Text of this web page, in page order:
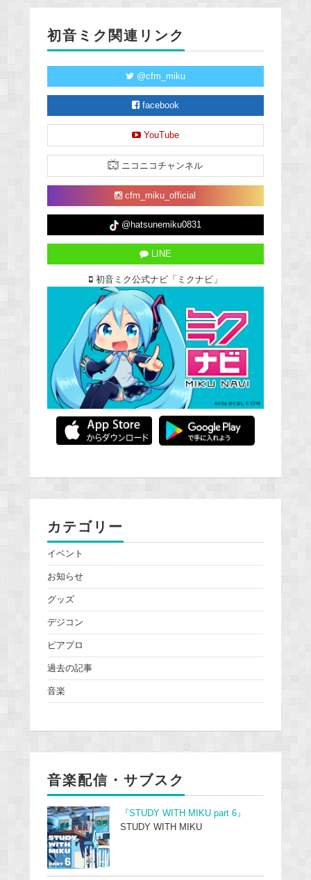
初音ミク関連リンク
@cfm_miku
facebook
YouTube
ニコニコチャンネル
cfm_miku_official
@hatsunemiku0831
LINE
初音ミク公式ナビ「ミクナビ」
カテゴリー
イベント
お知らせ
グッズ
デジコン
ピアプロ
過去の記事
音楽
音楽配信・サブスク
『STUDY WITH MIKU part 6』
STUDY WITH MIKU